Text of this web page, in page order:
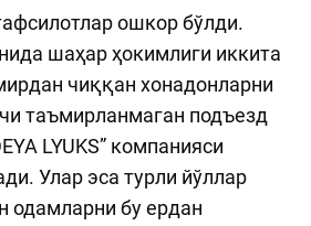
ошкор бўлди.
шаҳар ҳокимлиги иккита
чиққан хонадонларни
таъмирланмаган подъезд
LYUKS” компанияси
Улар эса турли йўллар
одамларни бу ердан